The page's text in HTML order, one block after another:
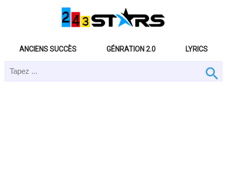
ANCIENS SUCCÈS GÉNRATION 2.0 LYRICS